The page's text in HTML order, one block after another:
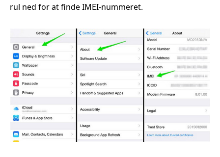
rul ned for at finde IMEI-nummeret.